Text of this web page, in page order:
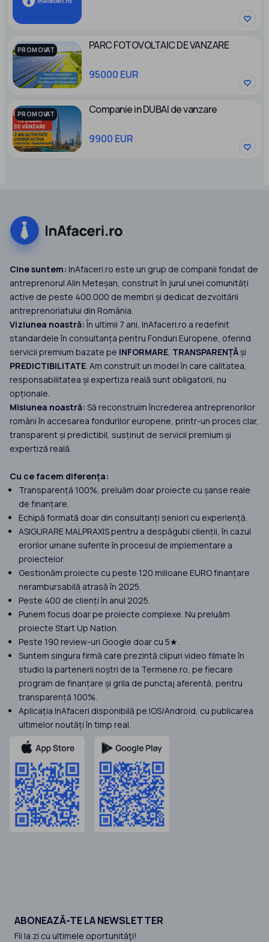
PROMOVAT PARC FOTOVOLTAIC DE VANZARE
95000 EUR
PROMOVAT Companie in DUBAI de vanzare
9900 EUR
Cine suntem: InAfaceri.ro este un grup de companii fondat de
antreprenorul Alin Meteșan, construit în jurul unei comunități
active de peste 400.000 de membri și dedicat dezvoltării
antreprenoriatului din România.
Viziunea noastră:În ultimii 7 ani, InAfaceri.ro a redefinit
standardele în consultanța pentru Fonduri Europene, oferind
servicii premium bazate pe INFORMARE, TRANSPARENȚĂși
PREDICTIBILITATE. Am construit un model în care calitatea,
responsabilitatea și expertiza reală sunt obligatorii, nu
opționale.
Misiunea noastră: Să reconstruim încrederea antreprenorilor
români în accesarea fondurilor europene, printr-un proces clar,
transparent și predictibil, susținut de servicii premium și
expertiză reală.
Cu ce facem diferența:
Transparență 100%, preluăm doar proiecte cu șanse reale
de finanțare.
Echipă formată doar din consultanți seniori cu experiență.
ASIGURARE MALPRAXIS pentru a despăgubi clienții, în cazul
erorilor umane suferite în procesul de implementare a
proiectelor.
Gestionăm proiecte cu peste 120 milioane EURO finanțare
nerambursabilă atrasă în 2025.
Peste 400 de clienți în anul 2025.
Punem focus doar pe proiecte complexe. Nu preluăm
proiecte Start Up Nation.
Peste 190 review-uri Google doar cu 5★.
Suntem singura firmă care prezintă clipuri video filmate în
studio la partenerii noștri de la Termene.ro, pe fiecare
program de finanțare și grila de punctaj aferentă, pentru
transparență 100%.
Aplicația InAfaceri disponibilă pe IOS/Android, cu publicarea
ultimelor noutăți în timp real.
ABONEAZĂ-TE LA NEWSLETTER
Fii la zi cu ultimele oportunităţi!